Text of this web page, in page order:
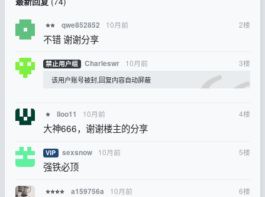
⭐⭐ qwe852852 10月前 2楼
不错 谢谢分享
禁止用户组 Charleswr 10月前 3楼
该用户账号被封,回复内容自动屏蔽
⭐ lloo11 10月前 4楼
大神666，谢谢楼主的分享
VIP sexsnow 10月前 5楼
强铁必顶
⭐⭐⭐⭐ a159756a 10月前 6楼